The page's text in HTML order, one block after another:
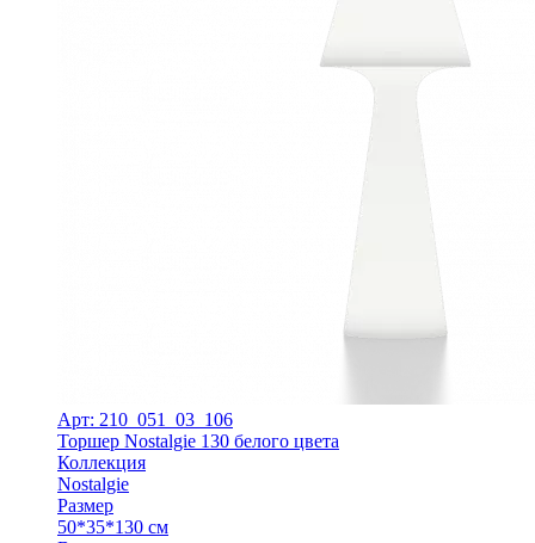
Арт: 210_051_03_106
Торшер Nostalgie 130 белого цвета
Коллекция
Nostalgie
Размер
50*35*130 см